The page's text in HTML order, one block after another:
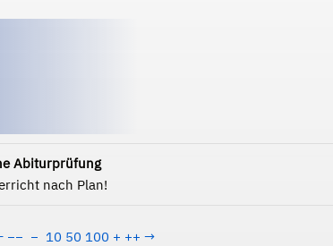
Abiturprüfung
nach Plan!
−− − 10 50 100 + ++ →